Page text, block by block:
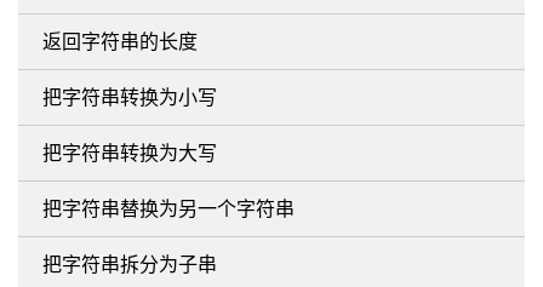
返回字符串的长度
把字符串转换为小写
把字符串转换为大写
把字符串替换为另一个字符串
把字符串拆分为子串